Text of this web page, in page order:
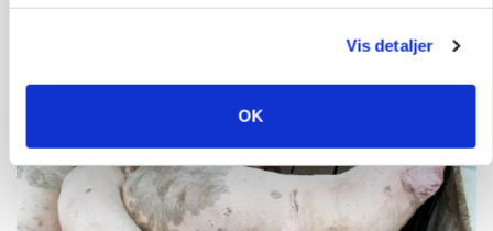
Vis detaljer
OK
Danish Crown slår igen i noteringsstrid: Tysk